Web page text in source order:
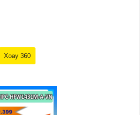
Xoay 360